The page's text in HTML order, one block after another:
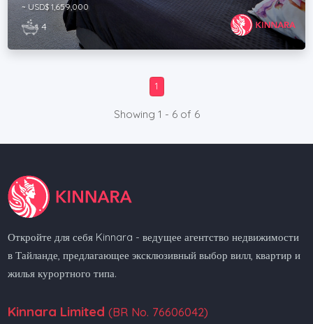
~ USD$ 1,659,000
4
1
Showing 1 - 6 of 6
Откройте для себя Kinnara - ведущее агентство недвижимости
в Тайланде, предлагающее эксклюзивный выбор вилл, квартир и
жилья курортного типа.
Kinnara Limited (BR No. 76606042)